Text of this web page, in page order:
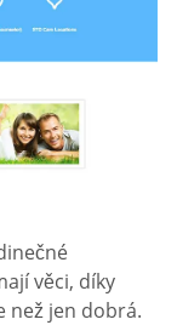
věci, díky
než jen dobrá.